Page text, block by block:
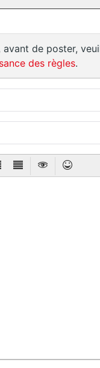
avant de poster,
des règles.